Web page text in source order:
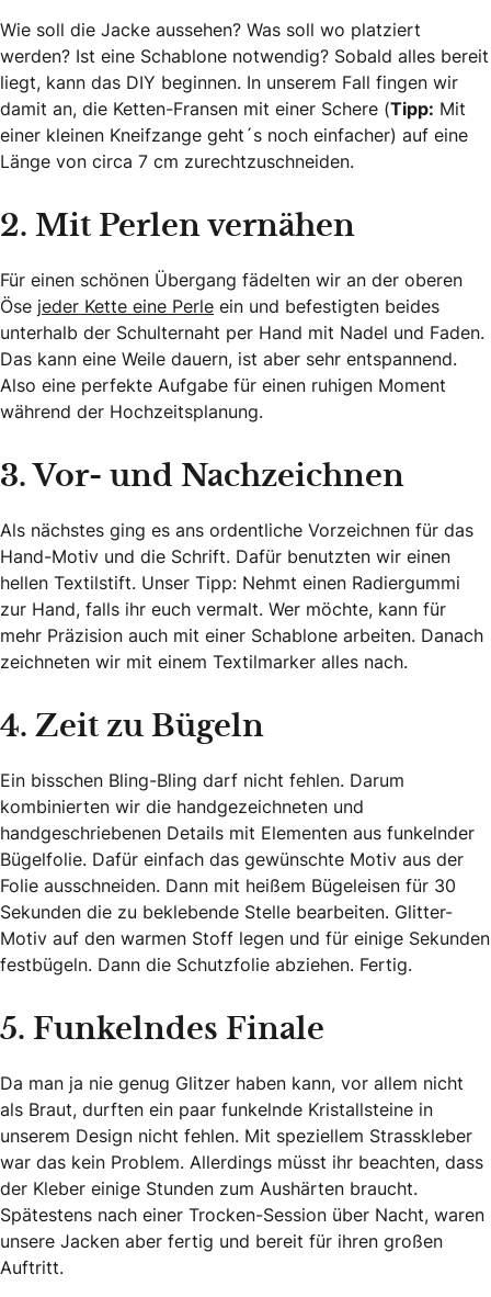
Wie soll die Jacke aussehen? Was soll wo platziert
werden? Ist eine Schablone notwendig? Sobald alles bereit
liegt, kann das DIY beginnen. In unserem Fall fingen wir
damit an, die Ketten-Fransen mit einer Schere (Tipp: Mit
einer kleinen Kneifzange geht´s noch einfacher) auf eine
Länge von circa 7 cm zurechtzuschneiden.
2. Mit Perlen vernähen
Für einen schönen Übergang fädelten wir an der oberen
Öse jeder Kette eine Perle ein und befestigten beides
unterhalb der Schulternaht per Hand mit Nadel und Faden.
Das kann eine Weile dauern, ist aber sehr entspannend.
Also eine perfekte Aufgabe für einen ruhigen Moment
während der Hochzeitsplanung.
3. Vor- und Nachzeichnen
Als nächstes ging es ans ordentliche Vorzeichnen für das
Hand-Motiv und die Schrift. Dafür benutzten wir einen
hellen Textilstift. Unser Tipp: Nehmt einen Radiergummi
zur Hand, falls ihr euch vermalt. Wer möchte, kann für
mehr Präzision auch mit einer Schablone arbeiten. Danach
zeichneten wir mit einem Textilmarker alles nach.
4. Zeit zu Bügeln
Ein bisschen Bling-Bling darf nicht fehlen. Darum
kombinierten wir die handgezeichneten und
handgeschriebenen Details mit Elementen aus funkelnder
Bügelfolie. Dafür einfach das gewünschte Motiv aus der
Folie ausschneiden. Dann mit heißem Bügeleisen für 30
Sekunden die zu beklebende Stelle bearbeiten. Glitter-
Motiv auf den warmen Stoff legen und für einige Sekunden
festbügeln. Dann die Schutzfolie abziehen. Fertig.
5. Funkelndes Finale
Da man ja nie genug Glitzer haben kann, vor allem nicht
als Braut, durften ein paar funkelnde Kristallsteine in
unserem Design nicht fehlen. Mit speziellem Strasskleber
war das kein Problem. Allerdings müsst ihr beachten, dass
der Kleber einige Stunden zum Aushärten braucht.
Spätestens nach einer Trocken-Session über Nacht, waren
unsere Jacken aber fertig und bereit für ihren großen
Auftritt.